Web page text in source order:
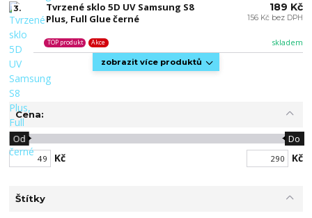
3.
Tvrzené sklo 5D UV Samsung S8
Plus, Full Glue černé
skladem
TOP produkt Akce
189 Kč
156 Kč bez DPH
zobrazit více produktů
Cena:
Kč
Od Do
Kč
Štítky